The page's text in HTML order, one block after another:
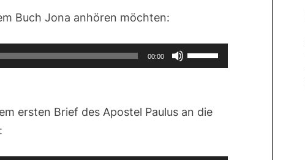
Buch Jona anhören möchten:
00:00
Pfeiltasten
Hoch/Runter
um
ersten Brief des Apostel Paulus an die